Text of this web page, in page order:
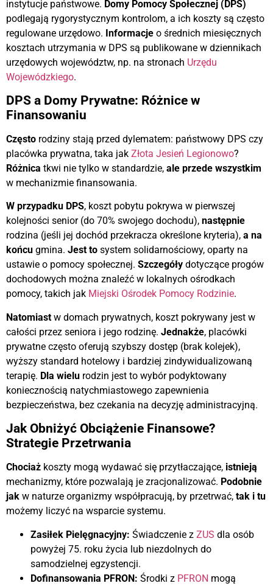
instytucje państwowe. Domy Pomocy Społecznej (DPS)
podlegają rygorystycznym kontrolom, a ich koszty są często
regulowane urzędowo. Informacje o średnich miesięcznych
kosztach utrzymania w DPS są publikowane w dziennikach
urzędowych województw, np. na stronach Urzędu
Wojewódzkiego.
DPS a Domy Prywatne: Różnice w
Finansowaniu
Często rodziny stają przed dylematem: państwowy DPS czy
placówka prywatna, taka jak Złota Jesień Legionowo?
Różnica tkwi nie tylko w standardzie, ale przede wszystkim
w mechanizmie finansowania.
W przypadku DPS, koszt pobytu pokrywa w pierwszej
kolejności senior (do 70% swojego dochodu), następnie
rodzina (jeśli jej dochód przekracza określone kryteria), a na
końcu gmina. Jest to system solidarnościowy, oparty na
ustawie o pomocy społecznej. Szczegóły dotyczące progów
dochodowych można znaleźć w lokalnych ośrodkach
pomocy, takich jak Miejski Ośrodek Pomocy Rodzinie.
Natomiast w domach prywatnych, koszt pokrywany jest w
całości przez seniora i jego rodzinę. Jednakże, placówki
prywatne często oferują szybszy dostęp (brak kolejek),
wyższy standard hotelowy i bardziej zindywidualizowaną
terapię. Dla wielu rodzin jest to wybór podyktowany
koniecznością natychmiastowego zapewnienia
bezpieczeństwa, bez czekania na decyzję administracyjną.
Jak Obniżyć Obciążenie Finansowe?
Strategie Przetrwania
Chociaż koszty mogą wydawać się przytłaczające, istnieją
mechanizmy, które pozwalają je zracjonalizować. Podobnie
jak w naturze organizmy współpracują, by przetrwać, tak i tu
możemy liczyć na wsparcie systemu.
Zasiłek Pielęgnacyjny: Świadczenie z ZUS dla osób
powyżej 75. roku życia lub niezdolnych do
samodzielnej egzystencji.
Dofinansowania PFRON: Środki z PFRON mogą